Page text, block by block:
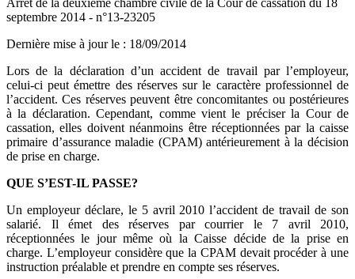
Arrêt de la deuxième chambre civile de la Cour de cassation du 18
septembre 2014 - n°13-23205
Dernière mise à jour le : 18/09/2014
Lors de la déclaration d’un accident de travail par l’employeur,
celui-ci peut émettre des réserves sur le caractère professionnel de
l’accident. Ces réserves peuvent être concomitantes ou postérieures
à la déclaration. Cependant, comme vient le préciser la Cour de
cassation, elles doivent néanmoins être réceptionnées par la caisse
primaire d’assurance maladie (CPAM) antérieurement à la décision
de prise en charge.
QUE S’EST-IL PASSE?
Un employeur déclare, le 5 avril 2010 l’accident de travail de son
salarié. Il émet des réserves par courrier le 7 avril 2010,
réceptionnées le jour même où la Caisse décide de la prise en
charge. L’employeur considère que la CPAM devait procéder à une
instruction préalable et prendre en compte ses réserves.